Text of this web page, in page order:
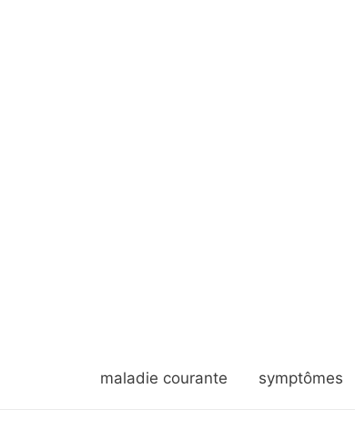
maladie courante symptômes